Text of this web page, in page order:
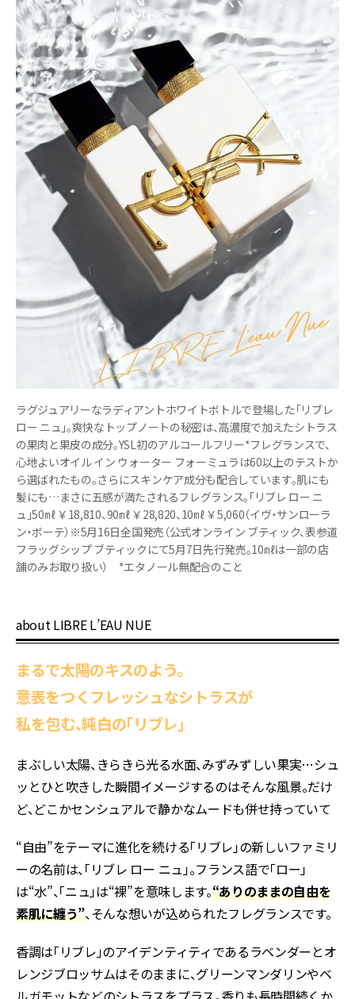
ラグジュアリーなラディアントホワイトボトルで登場した「リブレ
ロー ニュ」。爽快なトップノートの秘密は、高濃度で加えたシトラス
の果肉と果皮の成分。YSL初のアルコールフリー*フレグランスで、
心地よいオイル イン ウォーター フォーミュラは60以上のテストか
ら選ばれたもの。さらにスキンケア成分も配合しています。肌にも
髪にも…まさに五感が満たされるフレグランス。「リブレ ロー ニ
ュ」50㎖ ￥18,810、90㎖ ￥28,820、10㎖ ￥5,060（イヴ・サンローラ
ン・ボーテ）※5月16日全国発売（公式オンライン ブティック、表参道
フラッグシップ ブティックにて5月7日先行発売。10㎖は一部の店
舗のみお取り扱い） *エタノール無配合のこと
about LIBRE L’EAU NUE
まるで太陽のキスのよう。
意表をつくフレッシュなシトラスが
私を包む、純白の「リブレ」
まぶしい太陽、きらきら光る水面、みずみずしい果実…シュ
ッとひと吹きした瞬間イメージするのはそんな風景。だけ
ど、どこかセンシュアルで静かなムードも併せ持っていて――
“自由”をテーマに進化を続ける「リブレ」の新しいファミリ
ーの名前は、「リブレ ロー ニュ」。フランス語で「ロー」
は“水”、「ニュ」は“裸”を意味します。“ありのままの自由を
素肌に纏う”、そんな想いが込められたフレグランスです。
香調は「リブレ」のアイデンティティであるラベンダーとオ
レンジブロッサムはそのままに、グリーンマンダリンやベ